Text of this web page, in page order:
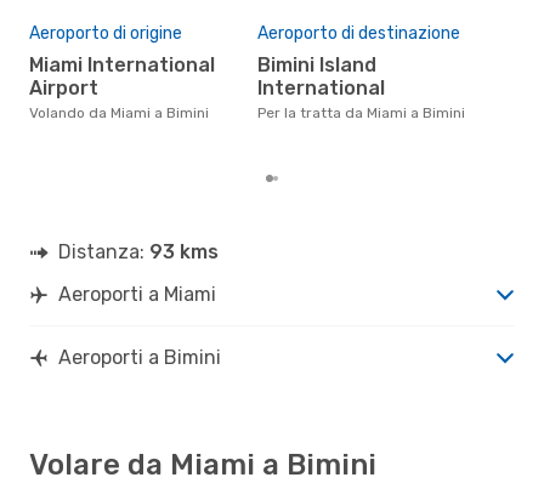
Aeroporto di origine
Miami International
Airport
Volando da Miami a Bimini
Aeroporto di destinazione
Bimini Island
International
Per la tratta da Miami a Bimini
Distanza: 93 kms
Aeroporti a Miami
Aeroporti a Bimini
Volare da Miami a Bimini